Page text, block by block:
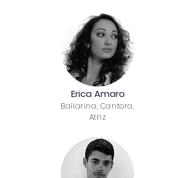
Erica Amaro
Bailarina, Cantora,
Atriz